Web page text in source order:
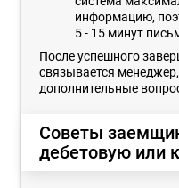
информацию,
5 - 15 минут
После успешного
связывается
дополнительные
Советы
дебетовую или